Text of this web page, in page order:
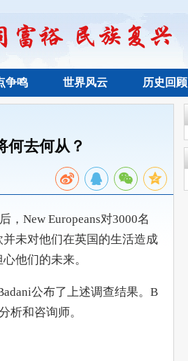
争鸣 世界风云 历史回顾
何去何从？
New Europeans对3000名
未对他们在英国的生活造成
他们的未来。
公布了上述调查结果。B
析和咨询师。